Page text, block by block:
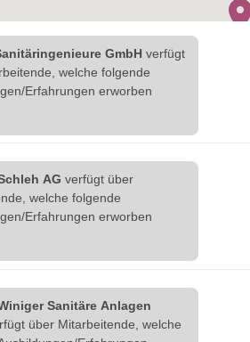
GmbH GmbH verfügt
welche folgende
Erfahrungen erworben
AG verfügt über
welche folgende
Erfahrungen erworben
Anlagen GmbH
Sanitäre Anlagen
über Mitarbeitende, welche